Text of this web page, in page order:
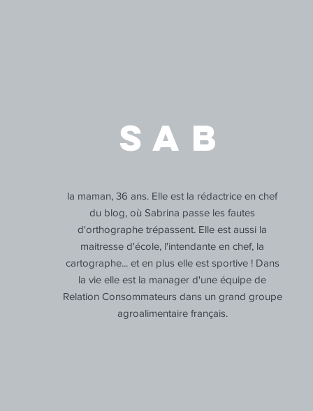
SAB
la maman, 36 ans. Elle est la rédactrice en chef
du blog, où Sabrina passe les fautes
d'orthographe trépassent. Elle est aussi la
maitresse d'école, l'intendante en chef, la
cartographe... et en plus elle est sportive ! Dans
la vie elle est la manager d'une équipe de
Relation Consommateurs dans un grand groupe
agroalimentaire français.